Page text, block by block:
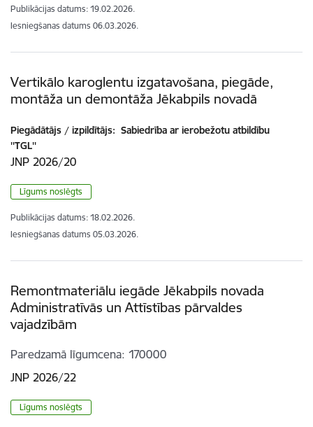
Publikācijas datums: 19.02.2026.
Iesniegšanas datums 06.03.2026.
Vertikālo karoglentu izgatavošana, piegāde,
montāža un demontāža Jēkabpils novadā
Piegādātājs / izpildītājs: Sabiedrība ar ierobežotu atbildību
''TGL''
JNP 2026/20
Līgums noslēgts
Publikācijas datums: 18.02.2026.
Iesniegšanas datums 05.03.2026.
Remontmateriālu iegāde Jēkabpils novada
Administratīvās un Attīstības pārvaldes
vajadzībām
Paredzamā līgumcena 170000
JNP 2026/22
Līgums noslēgts